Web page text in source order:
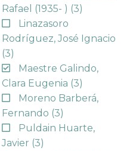
Rafael (1935- ) (3)
Linazasoro
Rodríguez, José Ignacio
(3)
Maestre Galindo,
Clara Eugenia (3)
Moreno Barberá,
Fernando (3)
Puldain Huarte,
Javier (3)